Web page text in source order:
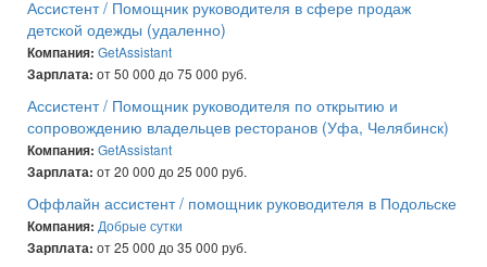
Ассистент / Помощник руководителя в сфере продаж
детской одежды (удаленно)
Компания: GetAssistant
Зарплата: от 50 000 до 75 000 руб.
Ассистент / Помощник руководителя по открытию и
сопровождению владельцев ресторанов (Уфа, Челябинск)
Компания: GetAssistant
Зарплата: от 20 000 до 25 000 руб.
Оффлайн ассистент / помощник руководителя в Подольске
Компания: Добрые сутки
Зарплата: от 25 000 до 35 000 руб.